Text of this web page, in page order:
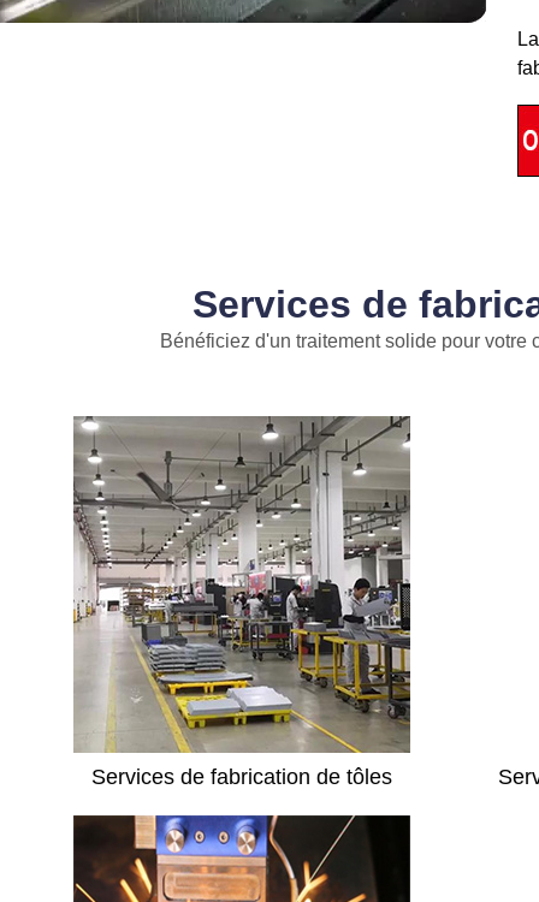
Services de
Bénéficiez d'un traitement solide pour
Services de fabrication de tôles